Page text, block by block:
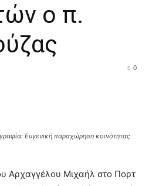
ο π.
0
Ευγενική παραχώρηση κοινότητας
Αρχαγγέλου Μιχαήλ στο Πορτ